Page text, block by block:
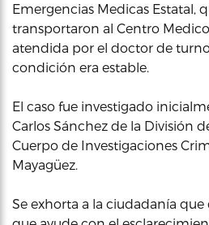
Emergencias Medicas Estatal,
transportaron al Centro
atendida por el doctor de
condición era estable.
El caso fue investigado
Carlos Sánchez de la División
Cuerpo de Investigaciones
Mayagüez.
Se exhorta a la ciudadanía